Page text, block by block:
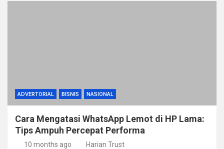
ADVERTORIAL BISNIS NASIONAL
Cara Mengatasi WhatsApp Lemot di HP Lama:
Tips Ampuh Percepat Performa
10 months ago Harian Trust